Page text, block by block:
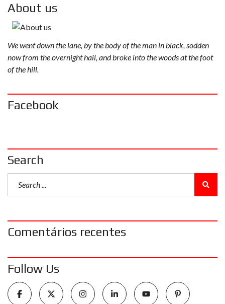
About us
We went down the lane, by the body of the man in black, sodden
now from the overnight hail, and broke into the woods at the foot
of the hill.
Facebook
Search
Comentários recentes
Follow Us